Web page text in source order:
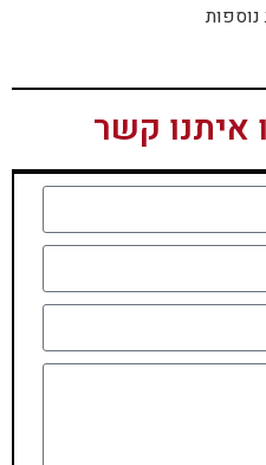
נוספות
איתנו קשר